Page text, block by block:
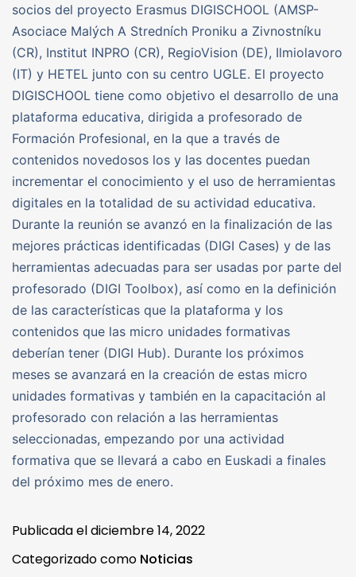
socios del proyecto Erasmus DIGISCHOOL (AMSP-
Asociace Malých A Stredních Proniku a Zivnostníku
(CR), Institut INPRO (CR), RegioVision (DE), Ilmiolavoro
(IT) y HETEL junto con su centro UGLE. El proyecto
DIGISCHOOL tiene como objetivo el desarrollo de una
plataforma educativa, dirigida a profesorado de
Formación Profesional, en la que a través de
contenidos novedosos los y las docentes puedan
incrementar el conocimiento y el uso de herramientas
digitales en la totalidad de su actividad educativa.
Durante la reunión se avanzó en la finalización de las
mejores prácticas identificadas (DIGI Cases) y de las
herramientas adecuadas para ser usadas por parte del
profesorado (DIGI Toolbox), así como en la definición
de las características que la plataforma y los
contenidos que las micro unidades formativas
deberían tener (DIGI Hub). Durante los próximos
meses se avanzará en la creación de estas micro
unidades formativas y también en la capacitación al
profesorado con relación a las herramientas
seleccionadas, empezando por una actividad
formativa que se llevará a cabo en Euskadi a finales
del próximo mes de enero.
Publicada eldiciembre 14, 2022
Categorizado como Noticias